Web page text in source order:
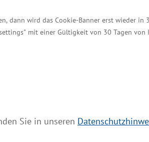
dann wird das Cookie-Banner erst wieder in
mit einer Gültigkeit von 30 Tagen von
Sie in unseren